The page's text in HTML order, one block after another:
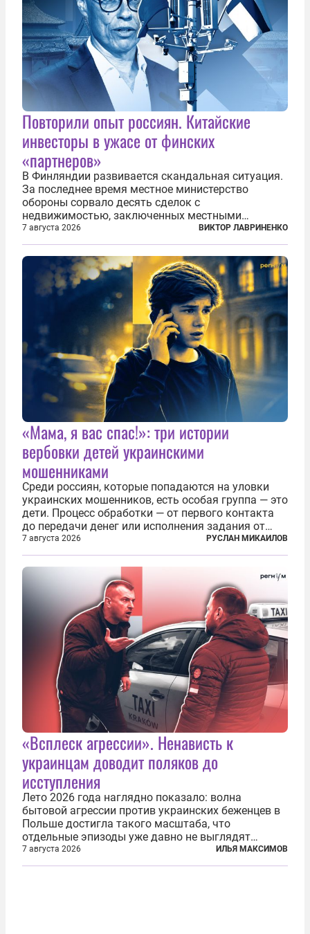
Повторили опыт россиян. Китайские
инвесторы в ужасе от финских
«партнеров»
В Финляндии развивается скандальная ситуация.
За последнее время местное министерство
обороны сорвало десять сделок с
недвижимостью, заключенных местными
фирмами с китайским капиталом. Чиновники
заявили, что они могли заключаться с целью
создания в Финляндии шпионской сети, чтобы
следить за...
7 августа 2026 ВИКТОР ЛАВРИНЕНКО
«Мама, я вас спас!»: три истории
вербовки детей украинскими
мошенниками
Среди россиян, которые попадаются на уловки
украинских мошенников, есть особая группа — это
дети. Процесс обработки — от первого контакта
до передачи денег или исполнения задания от
кураторов может занять от двух часов до
нескольких месяцев. Детей превращают в
послушных исполнителей, которые...
7 августа 2026 РУСЛАН МИКАИЛОВ
«Всплеск агрессии». Ненависть к
украинцам доводит поляков до
исступления
Лето 2026 года наглядно показало: волна
бытовой агрессии против украинских беженцев в
Польше достигла такого масштаба, что
отдельные эпизоды уже давно не выглядят
случайными. Поляки, судя по происходящему,
буквально теряют рассудок от ненависти к
7 августа 2026 ИЛЬЯ МАКСИМОВ